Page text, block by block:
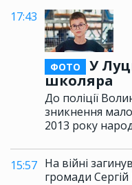
17:43
ФОТО
У
школяра
До поліції
зникнення
2013 року
15:57 На війні
громади